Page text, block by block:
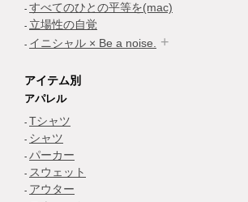
すべてのひとの平等を(mac)
立場性の自覚
イニシャル × Be a noise.
アイテム別
アパレル
Tシャツ
シャツ
パーカー
スウェット
アウター